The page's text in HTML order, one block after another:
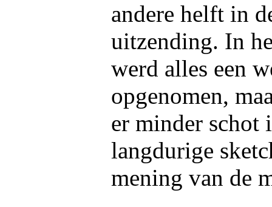
andere helft in
uitzending. In
werd alles een
opgenomen,
er minder schot
langdurige
mening van de